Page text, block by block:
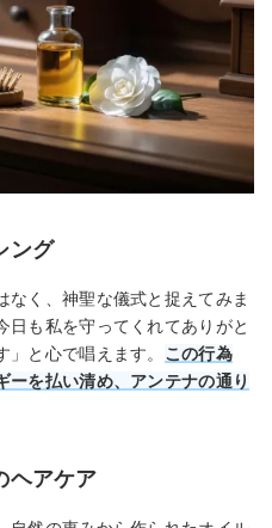
ング
なく、神聖な儀式と捉えてみま
日も私を守ってくれてありがと
と心で唱えます。 この行為
ーを払い清め、アンテナの通り
ヘアケア